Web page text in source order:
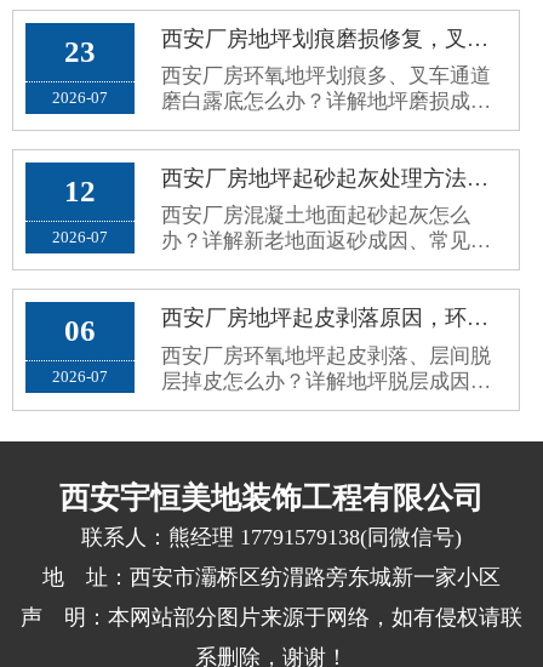
和厂···
耐磨翻新施工方案。
23
2026-07
西安厂房地坪划痕磨损修复，叉车通道环氧地面磨白露底翻新方案
西安厂房环氧地坪划痕多、叉车通道
磨白露底怎么办？详解地坪磨损成
因、修复误区与标准化耐磨翻新方
案，长效解决地面老旧斑驳问题。
12
2026-07
西安厂房地坪起砂起灰处理方法，新老混凝土地面返砂固化方案
西安厂房混凝土地面起砂起灰怎么
办？详解新老地面返砂成因、常见误
区与标准化固化防尘处理方案，解决
车间扬尘问题。
06
2026-07
西安厂房地坪起皮剥落原因，环氧地坪脱层掉皮根治修复方案
西安厂房环氧地坪起皮剥落、层间脱
层掉皮怎么办？详解地坪脱层成因、
施工误区与标准化根治修复方案，杜
西安宇恒美地装饰工程有限公司
联系人：熊经理 17791579138(同微信号)
地 址：西安市灞桥区纺渭路旁东城新一家小区
声 明：本网站部分图片来源于网络，如有侵权请联
系删除，谢谢！